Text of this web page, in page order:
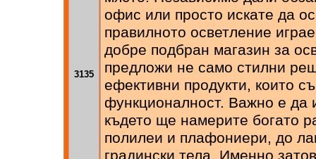
3135
офис или просто искате да
правилното осветление
добре подбран магазин за
предложи не само стилни
ефективни продукти, които
функционалност. Важно е да
където ще намерите богато
полилеи и плафониери, до
градински тела. Именно